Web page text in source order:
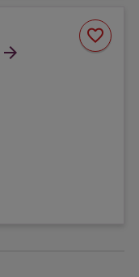
arrow_forward
favorite
Spara
som